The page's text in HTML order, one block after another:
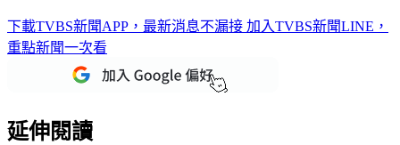
下載TVBS新聞APP，最新消息不漏接 加入TVBS新聞LINE，
重點新聞一次看
延伸閱讀